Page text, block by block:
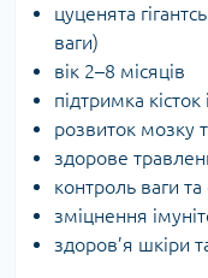
цуценята
ваги)
вік 2–8 місяців
підтримка кісток
розвиток мозку
здорове
контроль ваги
зміцнення
здоров’я шкіри